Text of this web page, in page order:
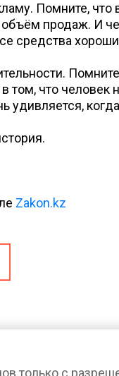
Помните,
объём продаж.
средства
том, что человек
удивляется,
Zakon.kz
только с